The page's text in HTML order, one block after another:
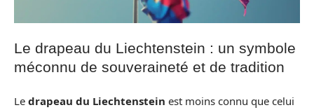
Le drapeau du Liechtenstein : un symbole
méconnu de souveraineté et de tradition
Le drapeau du Liechtenstein est moins connu que celui